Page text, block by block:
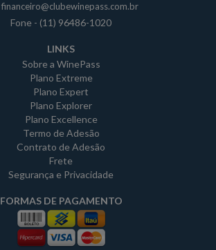
financeiro@clubewinepass.com.br
Fone - (11) 96486-1020
LINKS
Sobre a WinePass
Plano Extreme
Plano Expert
Plano Explorer
Plano Excellence
Termo de Adesão
Contrato de Adesão
Frete
Segurança e Privacidade
FORMAS DE PAGAMENTO